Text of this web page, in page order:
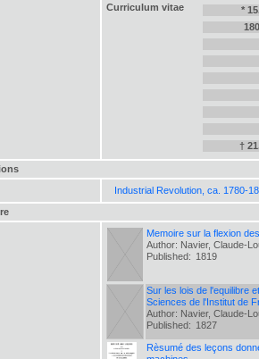
Curriculum vitae *
†
Industrial Revolution, ca. 1780-
Memoire sur la flexion
Author: Navier, Claude-
Published: 1819
Sur les lois de l'equilibre
Sciences de l'Institut de
Author: Navier, Claude-
Published: 1827
Rèsumé des leçons